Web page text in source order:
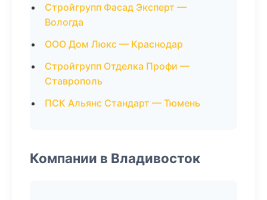
Стройгрупп Фасад Эксперт —
Вологда
ООО Дом Люкс — Краснодар
Стройгрупп Отделка Профи —
Ставрополь
ПСК Альянс Стандарт — Тюмень
Компании в Владивосток